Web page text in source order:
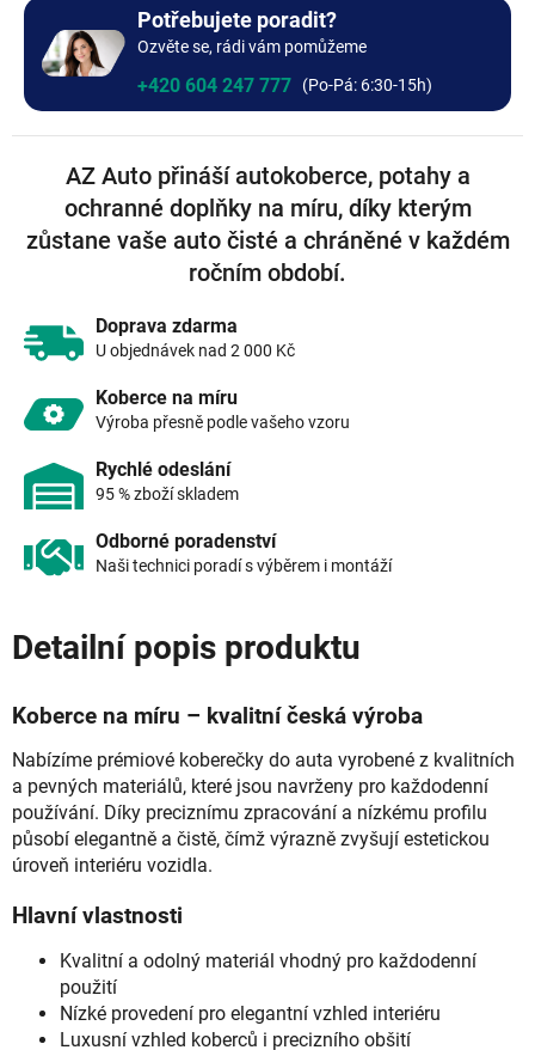
Bez výšivky
+0 Kč
Potřebujete poradit?
Ozvěte se, rádi vám pomůžeme
+420 604 247 777
AZ Auto přináší autokoberce, potahy a
ochranné doplňky na míru, díky kterým
zůstane vaše auto čisté a chráněné v každém
ročním období.
Doprava zdarma
U objednávek nad 2 000 Kč
Koberce na míru
Výroba přesně podle vašeho vzoru
Rychlé odeslání
95 % zboží skladem
Odborné poradenství
Naši technici poradí s výběrem i montáží
Detailní popis produktu
Koberce na míru – kvalitní česká výroba
Nabízíme prémiové koberečky do auta vyrobené z kvalitních
a pevných materiálů, které jsou navrženy pro každodenní
používání. Díky preciznímu zpracování a nízkému profilu
působí elegantně a čistě, čímž výrazně zvyšují estetickou
úroveň interiéru vozidla.
Hlavní vlastnosti
Kvalitní a odolný materiál vhodný pro každodenní
použití
Nízké provedení pro elegantní vzhled interiéru
Luxusní vzhled koberců i precizního obšití